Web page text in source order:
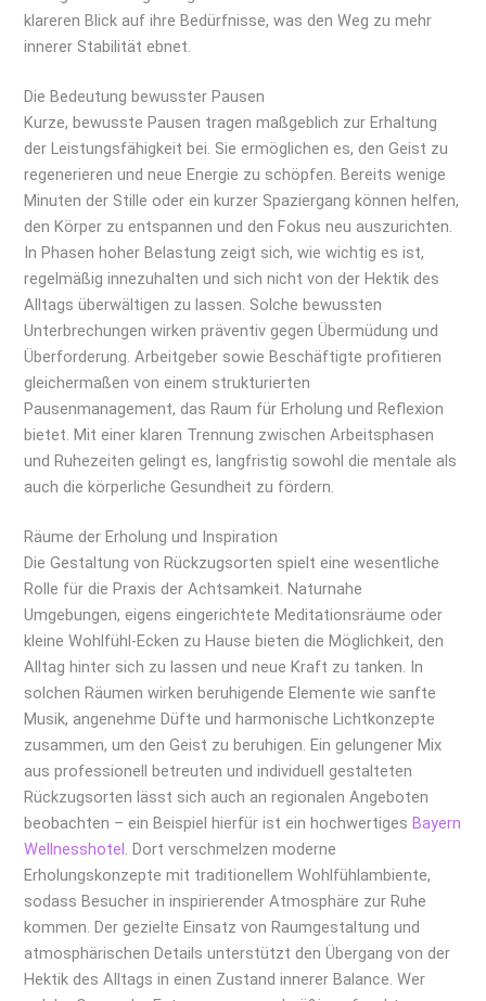
klareren Blick auf ihre Bedürfnisse, was den Weg zu mehr
innerer Stabilität ebnet.
Die Bedeutung bewusster Pausen
Kurze, bewusste Pausen tragen maßgeblich zur Erhaltung
der Leistungsfähigkeit bei. Sie ermöglichen es, den Geist zu
regenerieren und neue Energie zu schöpfen. Bereits wenige
Minuten der Stille oder ein kurzer Spaziergang können helfen,
den Körper zu entspannen und den Fokus neu auszurichten.
In Phasen hoher Belastung zeigt sich, wie wichtig es ist,
regelmäßig innezuhalten und sich nicht von der Hektik des
Alltags überwältigen zu lassen. Solche bewussten
Unterbrechungen wirken präventiv gegen Übermüdung und
Überforderung. Arbeitgeber sowie Beschäftigte profitieren
gleichermaßen von einem strukturierten
Pausenmanagement, das Raum für Erholung und Reflexion
bietet. Mit einer klaren Trennung zwischen Arbeitsphasen
und Ruhezeiten gelingt es, langfristig sowohl die mentale als
auch die körperliche Gesundheit zu fördern.
Räume der Erholung und Inspiration
Die Gestaltung von Rückzugsorten spielt eine wesentliche
Rolle für die Praxis der Achtsamkeit. Naturnahe
Umgebungen, eigens eingerichtete Meditationsräume oder
kleine Wohlfühl-Ecken zu Hause bieten die Möglichkeit, den
Alltag hinter sich zu lassen und neue Kraft zu tanken. In
solchen Räumen wirken beruhigende Elemente wie sanfte
Musik, angenehme Düfte und harmonische Lichtkonzepte
zusammen, um den Geist zu beruhigen. Ein gelungener Mix
aus professionell betreuten und individuell gestalteten
Rückzugsorten lässt sich auch an regionalen Angeboten
beobachten – ein Beispiel hierfür ist ein hochwertigesBayern
Wellnesshotel. Dort verschmelzen moderne
Erholungskonzepte mit traditionellem Wohlfühlambiente,
sodass Besucher in inspirierender Atmosphäre zur Ruhe
kommen. Der gezielte Einsatz von Raumgestaltung und
atmosphärischen Details unterstützt den Übergang von der
Hektik des Alltags in einen Zustand innerer Balance. Wer